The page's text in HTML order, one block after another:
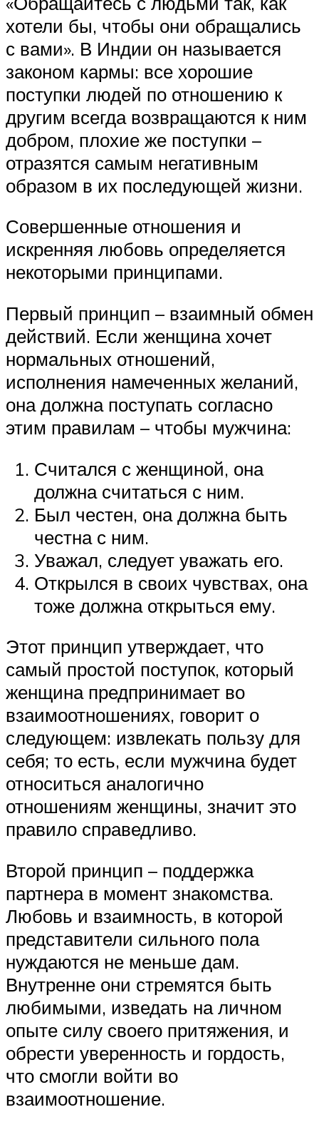
хотели бы, чтобы они обращались
с вами». В Индии он называется
законом кармы: все хорошие
поступки людей по отношению к
другим всегда возвращаются к ним
добром, плохие же поступки –
отразятся самым негативным
образом в их последующей жизни.
Совершенные отношения и
искренняя любовь определяется
некоторыми принципами.
Первый принцип – взаимный обмен
действий. Если женщина хочет
нормальных отношений,
исполнения намеченных желаний,
она должна поступать согласно
этим правилам – чтобы мужчина:
Считался с женщиной, она
должна считаться с ним.
Был честен, она должна быть
честна с ним.
Уважал, следует уважать его.
Открылся в своих чувствах, она
тоже должна открыться ему.
Этот принцип утверждает, что
самый простой поступок, который
женщина предпринимает во
взаимоотношениях, говорит о
следующем: извлекать пользу для
себя; то есть, если мужчина будет
относиться аналогично
отношениям женщины, значит это
правило справедливо.
Второй принцип – поддержка
партнера в момент знакомства.
Любовь и взаимность, в которой
представители сильного пола
нуждаются не меньше дам.
Внутренне они стремятся быть
любимыми, изведать на личном
опыте силу своего притяжения, и
обрести уверенность и гордость,
что смогли войти во
взаимоотношение.